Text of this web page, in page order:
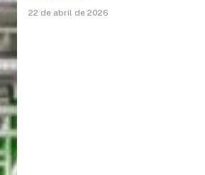
22 de abril de 2026